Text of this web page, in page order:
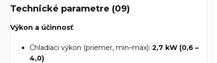
Technické parametre (09)
Výkon a účinnosť
Chladiaci výkon (priemer, min–max): 2,7 kW (0,6 –
4,0)